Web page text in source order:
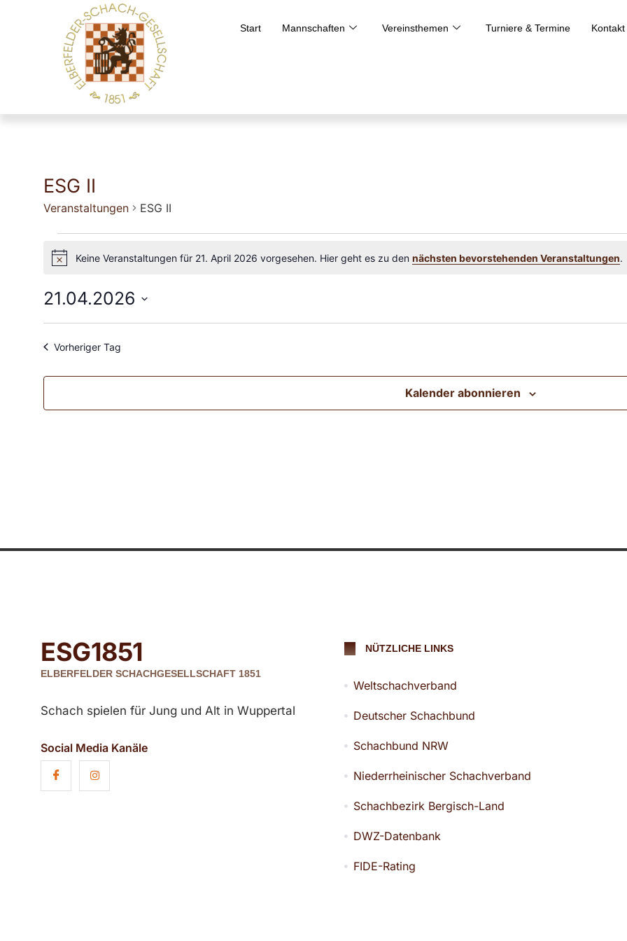
Start Mannschaften Vereinsthemen Turniere & Termine Kontakt
ESG II
Veranstaltungen ESG II
HinweisKeine Veranstaltungen für 21. April 2026 vorgesehen. Hier geht es zu den nächsten bevorstehenden Veranstaltungen.
21.04.2026
wählen.
Vorheriger Tag
Kalender abonnieren
ESG1851
ELBERFELDER SCHACHGESELLSCHAFT 1851
Schach spielen für Jung und Alt in Wuppertal
Social Media Kanäle
NÜTZLICHE LINKS
Weltschachverband
Deutscher Schachbund
Schachbund NRW
Niederrheinischer Schachverband
Schachbezirk Bergisch-Land
DWZ-Datenbank
FIDE-Rating